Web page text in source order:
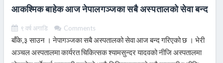
आकश्मिक बाहेक आज नेपालगञ्जका सबै अस्पतालको सेवा बन्द
९ वर्ष अगाडि Comments
बाँके,३ साउन । नेपागञ्जका सबै अस्पतालको सेवा आज बन्द गरिएको छ । भेरी
अञ्चल अस्पतालमा कार्यरत चिकित्सक श्यामसुन्दर यादवको नीजि अस्पतालमा